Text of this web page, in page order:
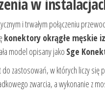
w
i trwałym połączeniu
konektory okrągłe męskie
model opisany jako Sge
zastosowań, w których liczy się
zwarcia, a wykonanie z